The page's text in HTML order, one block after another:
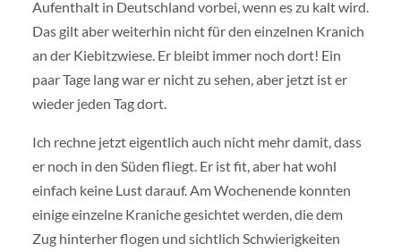
Aufenthalt in Deutschland vorbei, wenn es zu kalt wird.
Das gilt aber weiterhin nicht für den einzelnen Kranich
an der Kiebitzwiese. Er bleibt immer noch dort! Ein
paar Tage lang war er nicht zu sehen, aber jetzt ist er
wieder jeden Tag dort.
Ich rechne jetzt eigentlich auch nicht mehr damit, dass
er noch in den Süden fliegt. Er ist fit, aber hat wohl
einfach keine Lust darauf. Am Wochenende konnten
einige einzelne Kraniche gesichtet werden, die dem
Zug hinterher flogen und sichtlich Schwierigkeiten